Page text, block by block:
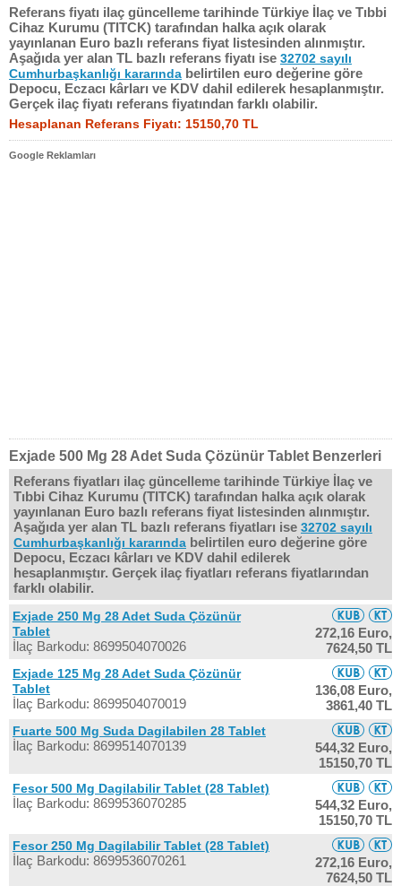
Referans fiyatı ilaç güncelleme tarihinde Türkiye İlaç ve Tıbbi
Cihaz Kurumu (TITCK) tarafından halka açık olarak
yayınlanan Euro bazlı referans fiyat listesinden alınmıştır.
Aşağıda yer alan TL bazlı referans fiyatı ise 32702 sayılı
Cumhurbaşkanlığı kararında belirtilen euro değerine göre
Depocu, Eczacı kârları ve KDV dahil edilerek hesaplanmıştır.
Gerçek ilaç fiyatı referans fiyatından farklı olabilir.
Hesaplanan Referans Fiyatı: 15150,70 TL
Google Reklamları
Exjade 500 Mg 28 Adet Suda Çözünür Tablet Benzerleri
Referans fiyatları ilaç güncelleme tarihinde Türkiye İlaç ve
Tıbbi Cihaz Kurumu (TITCK) tarafından halka açık olarak
yayınlanan Euro bazlı referans fiyat listesinden alınmıştır.
Aşağıda yer alan TL bazlı referans fiyatları ise 32702 sayılı
Cumhurbaşkanlığı kararında belirtilen euro değerine göre
Depocu, Eczacı kârları ve KDV dahil edilerek
hesaplanmıştır. Gerçek ilaç fiyatları referans fiyatlarından
farklı olabilir.
Exjade 250 Mg 28 Adet Suda Çözünür
Tablet
İlaç Barkodu: 8699504070026
272,16 Euro,
7624,50 TL
Exjade 125 Mg 28 Adet Suda Çözünür
Tablet
İlaç Barkodu: 8699504070019
136,08 Euro,
3861,40 TL
Fuarte 500 Mg Suda Dagilabilen 28 Tablet
İlaç Barkodu: 8699514070139
544,32 Euro,
15150,70 TL
Fesor 500 Mg Dagilabilir Tablet (28 Tablet)
İlaç Barkodu: 8699536070285
544,32 Euro,
15150,70 TL
Fesor 250 Mg Dagilabilir Tablet (28 Tablet)
İlaç Barkodu: 8699536070261
272,16 Euro,
7624,50 TL